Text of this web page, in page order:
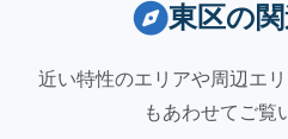
東区の
近い特性のエリアや周辺エ
もあわせてご覧